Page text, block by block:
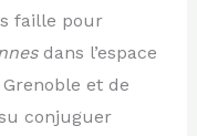
faille pour
dans l’espace
et de
conjuguer